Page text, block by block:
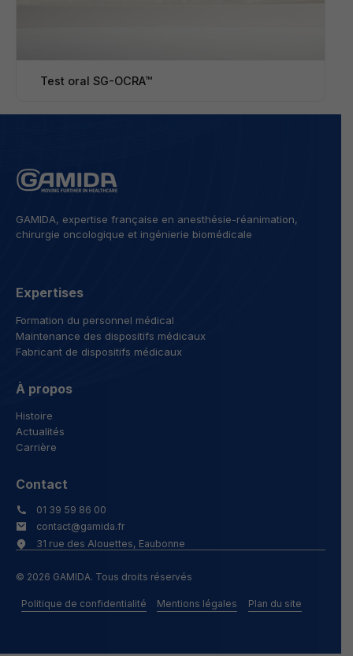
Test oral SG-OCRA™
GAMIDA, expertise française en anesthésie-réanimation,
chirurgie oncologique et ingénierie biomédicale
Expertises
Formation du personnel médical
Maintenance des dispositifs médicaux
Fabricant de dispositifs médicaux
À propos
Histoire
Actualités
Carrière
Contact
01 39 59 86 00
contact@gamida.fr
31 rue des Alouettes, Eaubonne
© 2026 GAMIDA. Tous droits réservés
Politique de confidentialité Mentions légales Plan du site